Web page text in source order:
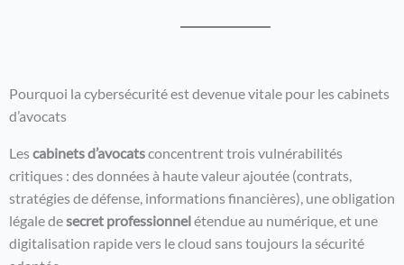
Pourquoi la cybersécurité est devenue vitale pour les cabinets
d’avocats
Lescabinets d’avocatsconcentrent trois vulnérabilités
critiques : des données à haute valeur ajoutée (contrats,
stratégies de défense, informations financières), une obligation
légale desecret professionnelétendue au numérique, et une
digitalisation rapide vers le cloud sans toujours la sécurité